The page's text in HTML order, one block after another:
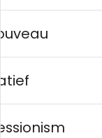
Order sent within